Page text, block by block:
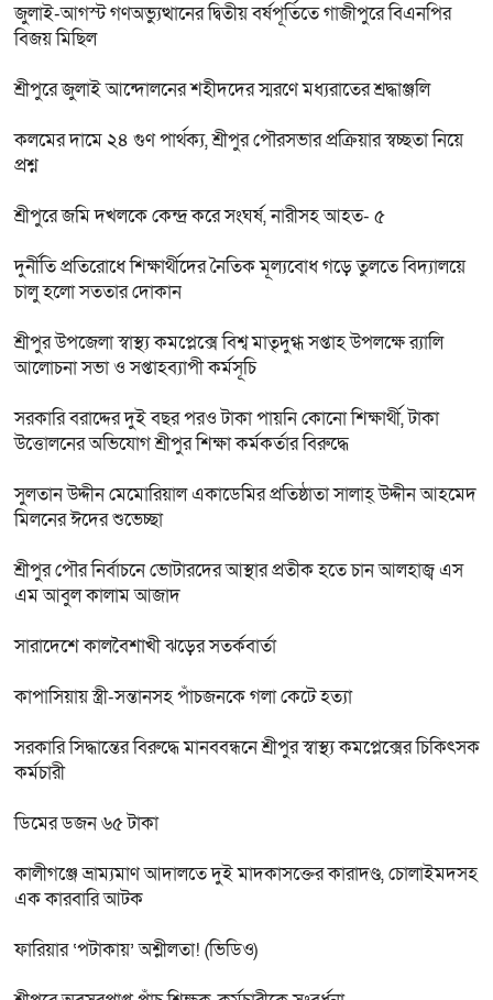
জুলাই-আগস্ট গণঅভ্যুত্থানের দ্বিতীয় বর্ষপূর্তিতে গাজীপুরে বিএনপির
বিজয় মিছিল
শ্রীপুরে জুলাই আন্দোলনের শহীদদের স্মরণে মধ্যরাতের শ্রদ্ধাঞ্জলি
কলমের দামে ২৪ গুণ পার্থক্য, শ্রীপুর পৌরসভার প্রক্রিয়ার স্বচ্ছতা নিয়ে
প্রশ্ন
শ্রীপুরে জমি দখলকে কেন্দ্র করে সংঘর্ষ, নারীসহ আহত- ৫
দুর্নীতি প্রতিরোধে শিক্ষার্থীদের নৈতিক মূল্যবোধ গড়ে তুলতে বিদ্যালয়ে
চালু হলো সততার দোকান
শ্রীপুর উপজেলা স্বাস্থ্য কমপ্লেক্সে বিশ্ব মাতৃদুগ্ধ সপ্তাহ উপলক্ষে র‍্যালি
আলোচনা সভা ও সপ্তাহব্যাপী কর্মসূচি
সরকারি বরাদ্দের দুই বছর পরও টাকা পায়নি কোনো শিক্ষার্থী, টাকা
উত্তোলনের অভিযোগ শ্রীপুর শিক্ষা কর্মকর্তার বিরুদ্ধে
সুলতান উদ্দীন মেমোরিয়াল একাডেমির প্রতিষ্ঠাতা সালাহ্ উদ্দীন আহমেদ
মিলনের ঈদের শুভেচ্ছা
শ্রীপুর পৌর নির্বাচনে ভোটারদের আস্থার প্রতীক হতে চান আলহাজ্ব এস
এম আবুল কালাম আজাদ
সারাদেশে কালবৈশাখী ঝড়ের সতর্কবার্তা
কাপাসিয়ায় স্ত্রী-সন্তানসহ পাঁচজনকে গলা কেটে হত্যা
সরকারি সিদ্ধান্তের বিরুদ্ধে মানববন্ধনে শ্রীপুর স্বাস্থ্য কমপ্লেক্সের চিকিৎসক
কর্মচারী
ডিমের ডজন ৬৫ টাকা
কালীগঞ্জে ভ্রাম্যমাণ আদালতে দুই মাদকাসক্তের কারাদণ্ড, চোলাইমদসহ
এক কারবারি আটক
ফারিয়ার ‘পটাকায়’ অশ্লীলতা! (ভিডিও)